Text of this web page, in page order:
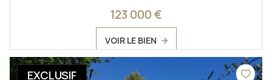
123 000 €
VOIR LE BIEN
EXCLUSIF